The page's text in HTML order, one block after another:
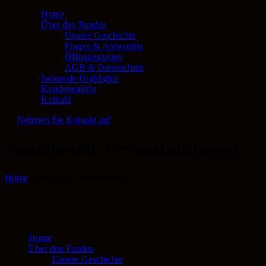
Home
Über den Fundus
Unsere Geschichte
Fragen & Antworten
Öffnungszeiten
AGB & Datenschutz
Saisonale Highlights
Kundengalerie
Kontakt
Nehmen Sie Kontakt auf
Home
Home
Über den Fundus
Unsere Geschichte